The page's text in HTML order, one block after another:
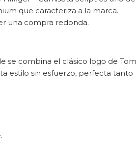
que caracteriza a la marca.
una compra redonda.
se combina el clásico logo de
estilo sin esfuerzo, perfecta tanto